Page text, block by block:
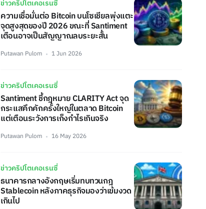
ข่าวคริปโตเคอเรนซี่
ความเชื่อมั่นต่อ Bitcoin บนโซเชียลพุ่งแตะ
จุดสูงสุดของปี 2026 ขณะที่ Santiment
เตือนอาจเป็นสัญญาณลบระยะสั้น
Putawan Pulom 1 Jun 2026
ข่าวคริปโตเคอเรนซี่
Santiment ชี้กฎหมาย CLARITY Act จุด
กระแสคึกคักครั้งใหญ่ในตลาด Bitcoin
แต่เตือนระวังการเก็งกำไรเกินจริง
Putawan Pulom 16 May 2026
ข่าวคริปโตเคอเรนซี่
ธนาคารกลางอังกฤษเริ่มทบทวนกฎ
Stablecoin หลังภาคธุรกิจมองว่าเข้มงวด
เกินไป